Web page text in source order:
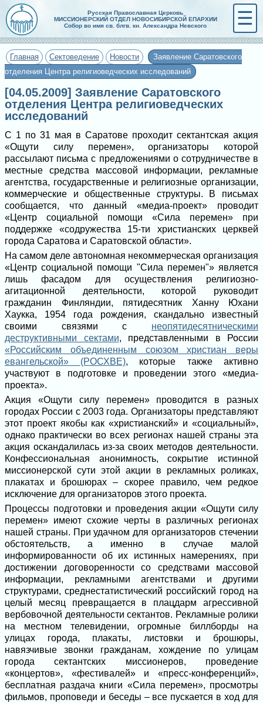
Русская Православная Церковь
МИССИОНЕРСКИЙ ОТДЕЛ НОВОСИБИРСКОЙ ЕПАРХИИ
Собор во имя св. блгв. кн. Александра Невского
☰
Главная Сектоведение Новости
Заявление Саратовского
отделения Центра религиоведческих исследований
[04.05.2009] Заявление Саратовского
отделения Центра религиоведческих
исследований
С 1 по 31 мая в Саратове проходит сектантская акция
«Ощути силу перемен», организаторы которой
рассылают письма с предложениями о сотрудничестве в
местные средства массовой информации, рекламные
агентства, государственные и религиозные организации,
коммерческие и общественные структуры. В письмах
сообщается, что данный «медиа-проект» проводит
«Центр социальной помощи «Сила перемен» при
поддержке «содружества 15-ти христианских церквей
города Саратова и Саратовской области».
На самом деле автономная некоммерческая организация
«Центр социальной помощи "Сила перемен"» является
лишь фасадом для осуществления религиозно-
агитационной деятельности, которой руководит
гражданин Финляндии, пятидесятник Ханну Юхани
Хаукка, 1954 года рождения, скандально известный
своими связями с неопятидесятническими
деструктивными сектами, представленными в России
«Российским объединенным союзом христиан веры
евангельской» (РОСХВЕ), которые также активно
участвуют в подготовке и проведении этого «медиа-
проекта».
Акция «Ощути силу перемен» проводится в разных
городах России с 2003 года. Организаторы представляют
этот проект якобы как «христианский» и «социальный»,
однако практически во всех регионах нашей страны эта
акция оскандалилась из-за своих методов деятельности.
Конфессиональная анонимность, сокрытие истинной
миссионерской сути этой акции в рекламных роликах,
плакатах и брошюрах – скорее правило, чем редкое
исключение для организаторов этого проекта.
Процессы подготовки и проведения акции «Ощути силу
перемен» имеют схожие черты в различных регионах
нашей страны. При удачном для организаторов стечении
обстоятельств, а именно в случае малой
информированности об их истинных намерениях, при
достижении договоренности со средствами массовой
информации, рекламными агентствами и другими
структурами, среднестатистический российский город на
целый месяц превращается в плацдарм агрессивной
вербовочной деятельности сектантов. Рекламные ролики
на местном телевидении, огромные биллборды на
улицах города, плакаты, листовки и брошюры,
навязчивые звонки гражданам, хождение по улицам
города сектантских миссионеров, проведение
«концертов», «фестивалей» и «пресс-конференций»,
бесплатная раздача книги «Сила перемен», просмотры
фильмов, проповеди и беседы – все пускается в ход для